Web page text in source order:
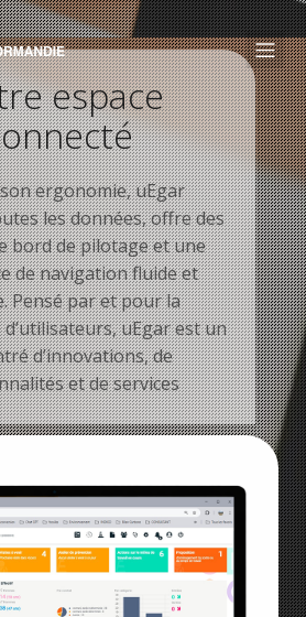
espace
ergonomie, uEgar
les données, offre des
bord de pilotage et une
de navigation fluide et
Pensé par et pour la
uEgar est un
d’innovations, de
et de services